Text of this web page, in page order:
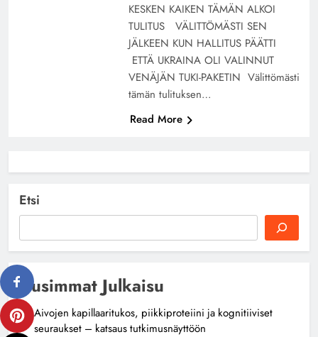
KESKEN KAIKEN TÄMÄN ALKOI
TULITUS VÄLITTÖMÄSTI SEN
JÄLKEEN KUN HALLITUS PÄÄTTI
ETTÄ UKRAINA OLI VALINNUT
VENÄJÄN TUKI-PAKETIN Välittömästi
tämän tulituksen…
Read More
Etsi
Uusimmat Julkaisu
Aivojen kapillaaritukos, piikkiproteiini ja kognitiiviset
seuraukset – katsaus tutkimusnäyttöön